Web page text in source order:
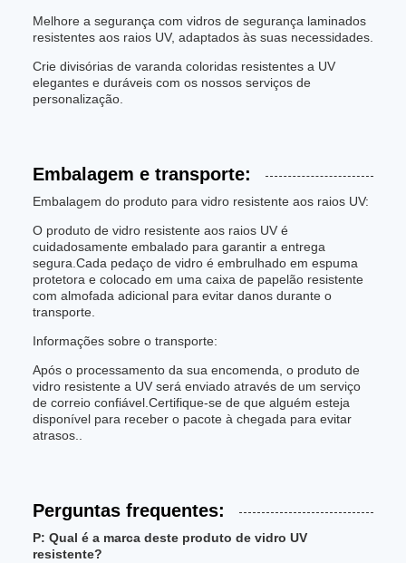
Melhore a segurança com vidros de segurança laminados
resistentes aos raios UV, adaptados às suas necessidades.
Crie divisórias de varanda coloridas resistentes a UV
elegantes e duráveis com os nossos serviços de
personalização.
Embalagem e transporte:
Embalagem do produto para vidro resistente aos raios UV:
O produto de vidro resistente aos raios UV é
cuidadosamente embalado para garantir a entrega
segura.Cada pedaço de vidro é embrulhado em espuma
protetora e colocado em uma caixa de papelão resistente
com almofada adicional para evitar danos durante o
transporte.
Informações sobre o transporte:
Após o processamento da sua encomenda, o produto de
vidro resistente a UV será enviado através de um serviço
de correio confiável.Certifique-se de que alguém esteja
disponível para receber o pacote à chegada para evitar
atrasos..
Perguntas frequentes:
P: Qual é a marca deste produto de vidro UV
resistente?